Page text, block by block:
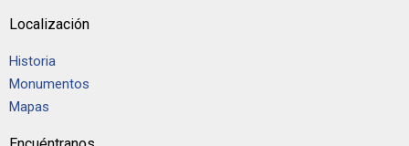
Localización
Historia
Monumentos
Mapas